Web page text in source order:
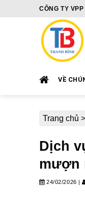
CÔNG TY
VỀ
Trang chủ >
Dịch
mượn
24/02/2026 |